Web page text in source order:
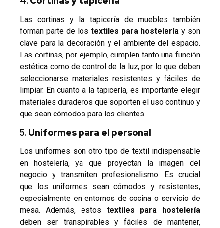
Las cortinas y la tapicería de muebles también
forman parte de los textiles para hostelería y son
clave para la decoración y el ambiente del espacio.
Las cortinas, por ejemplo, cumplen tanto una función
estética como de control de la luz, por lo que deben
seleccionarse materiales resistentes y fáciles de
limpiar. En cuanto a la tapicería, es importante elegir
materiales duraderos que soporten el uso continuo y
que sean cómodos para los clientes.
5. Uniformes para el personal
Los uniformes son otro tipo de textil indispensable
en hostelería, ya que proyectan la imagen del
negocio y transmiten profesionalismo. Es crucial
que los uniformes sean cómodos y resistentes,
especialmente en entornos de cocina o servicio de
mesa. Además, estos textiles para hostelería
deben ser transpirables y fáciles de mantener,